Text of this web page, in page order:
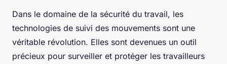
Dans le domaine de la sécurité du travail, les
technologies de suivi des mouvements sont une
véritable révolution. Elles sont devenues un outil
précieux pour surveiller et protéger les travailleurs